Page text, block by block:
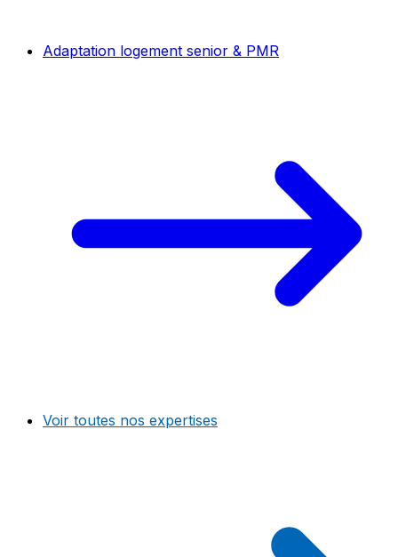
Adaptation logement senior & PMR
Voir toutes nos expertises